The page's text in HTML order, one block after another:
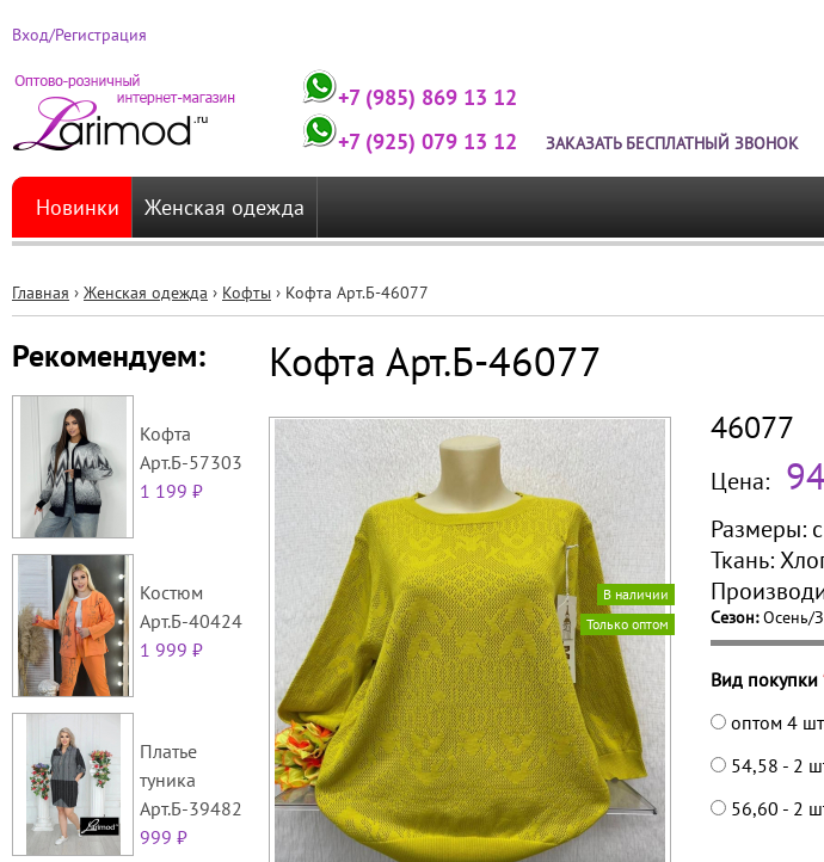
Вход/Регистрация
+7 (985) 869 13 12
+7 (925) 079 13 12
ЗАКАЗАТЬ БЕСПЛАТНЫЙ ЗВОНОК
Новинки Женская одежда
Главная › Женская одежда › Кофты › Кофта Арт.Б-46077
Рекомендуем:
Кофта
Арт.Б-57303
1 199 ₽
Костюм
Арт.Б-40424
1 999 ₽
Платье
туника
Арт.Б-39482
999 ₽
Кофта Арт.Б-46077
Только оптом
В наличии
46077
Цена:
Размеры:
Ткань:
Сезон:Осень/
Вид покупки
оптом 4
54,58 - 2
56,60 - 2